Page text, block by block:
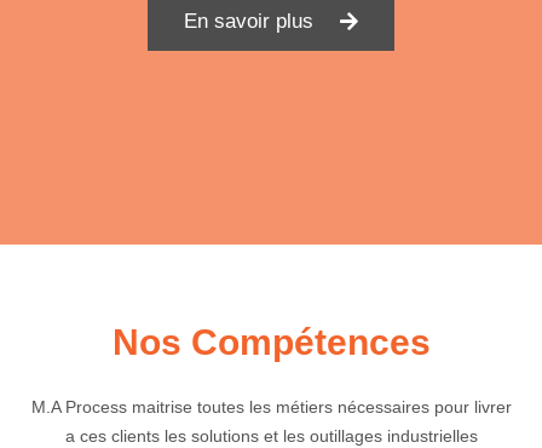
En savoir plus
Nos Compétences
M.A Process maitrise toutes les métiers nécessaires pour livrer
a ces clients les solutions et les outillages industrielles